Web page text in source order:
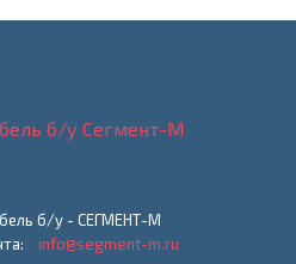
б/у - СЕГМЕНТ-М
info@segment-m.ru